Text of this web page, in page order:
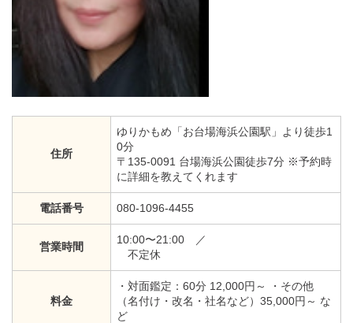
住所
ゆりかもめ「お台場海浜公園駅」より徒歩1
0分
〒135-0091 台場海浜公園徒歩7分 ※予約時
に詳細を教えてくれます
電話番号 080-1096-4455
営業時間
10:00〜21:00 ／
不定休
料金
・対面鑑定：60分 12,000円～ ・その他
（名付け・改名・社名など）35,000円～ な
ど